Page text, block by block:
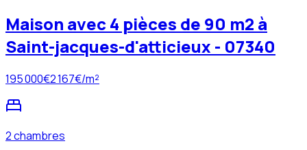
Maison avec 4 pièces de 90 m2 à
Saint-jacques-d'atticieux - 07340
195 000€2 167€/m²
2 chambres